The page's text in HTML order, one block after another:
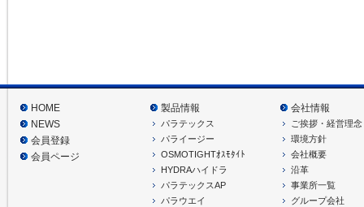
HOME
NEWS
会員登録
会員ページ
製品情報
パラテックス
パライージー
OSMOTIGHTｵｽﾓﾀｲﾄ
HYDRAハイドラ
パラテックスAP
パラウエイ
会社情報
ご挨拶・経営理念
環境方針
会社概要
沿革
事業所一覧
グループ会社